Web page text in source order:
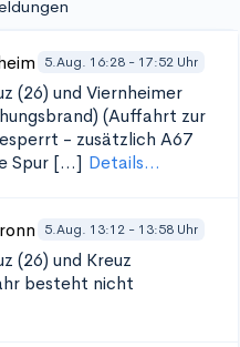
5.Aug. 16:28 - 17:52 Uhr
(26) und Viernheimer
(Auffahrt zur
- zusätzlich A67
Spur [...] Details...
5.Aug. 13:12 - 13:58 Uhr
(26) und Kreuz
besteht nicht